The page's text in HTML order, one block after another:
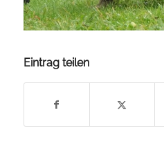
Eintrag teilen